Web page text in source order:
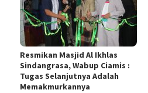
Resmikan Masjid Al Ikhlas
Sindangrasa, Wabup Ciamis :
Tugas Selanjutnya Adalah
Memakmurkannya